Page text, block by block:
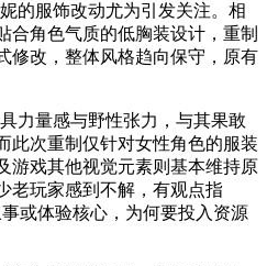
的服饰改动尤为引发关注。相
合角色气质的低胸装设计，重制
修改，整体风格趋向保守，原有
力量感与野性张力，与其果敢
此次重制仅针对女性角色的服装
游戏其他视觉元素则基本维持原
老玩家感到不解，有观点指
或体验核心，为何要投入资源